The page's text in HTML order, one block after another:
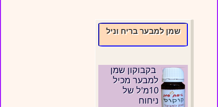
שמן למבער בריח וניל
בקבוקון שמן
למבער מכיל
10מ'ל של
ניחוח